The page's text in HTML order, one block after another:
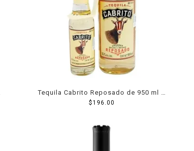
Tequila Cabrito Reposado de 950 ml +
Cabrito de 250 ml
$196.00